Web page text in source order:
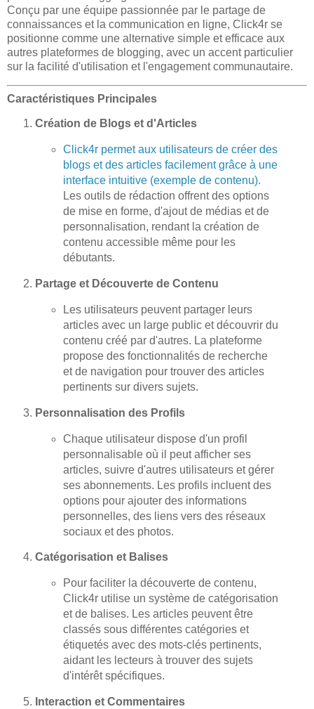
Conçu par une équipe passionnée par le partage de
connaissances et la communication en ligne, Click4r se
positionne comme une alternative simple et efficace aux
autres plateformes de blogging, avec un accent particulier
sur la facilité d'utilisation et l'engagement communautaire.
Caractéristiques Principales
Création de Blogs et d'Articles
Click4r permet aux utilisateurs de créer des
blogs et des articles facilement grâce à une
interface intuitive (exemple de contenu).
Les outils de rédaction offrent des options
de mise en forme, d'ajout de médias et de
personnalisation, rendant la création de
contenu accessible même pour les
débutants.
Partage et Découverte de Contenu
Les utilisateurs peuvent partager leurs
articles avec un large public et découvrir du
contenu créé par d'autres. La plateforme
propose des fonctionnalités de recherche
et de navigation pour trouver des articles
pertinents sur divers sujets.
Personnalisation des Profils
Chaque utilisateur dispose d'un profil
personnalisable où il peut afficher ses
articles, suivre d'autres utilisateurs et gérer
ses abonnements. Les profils incluent des
options pour ajouter des informations
personnelles, des liens vers des réseaux
sociaux et des photos.
Catégorisation et Balises
Pour faciliter la découverte de contenu,
Click4r utilise un système de catégorisation
et de balises. Les articles peuvent être
classés sous différentes catégories et
étiquetés avec des mots-clés pertinents,
aidant les lecteurs à trouver des sujets
d'intérêt spécifiques.
Interaction et Commentaires